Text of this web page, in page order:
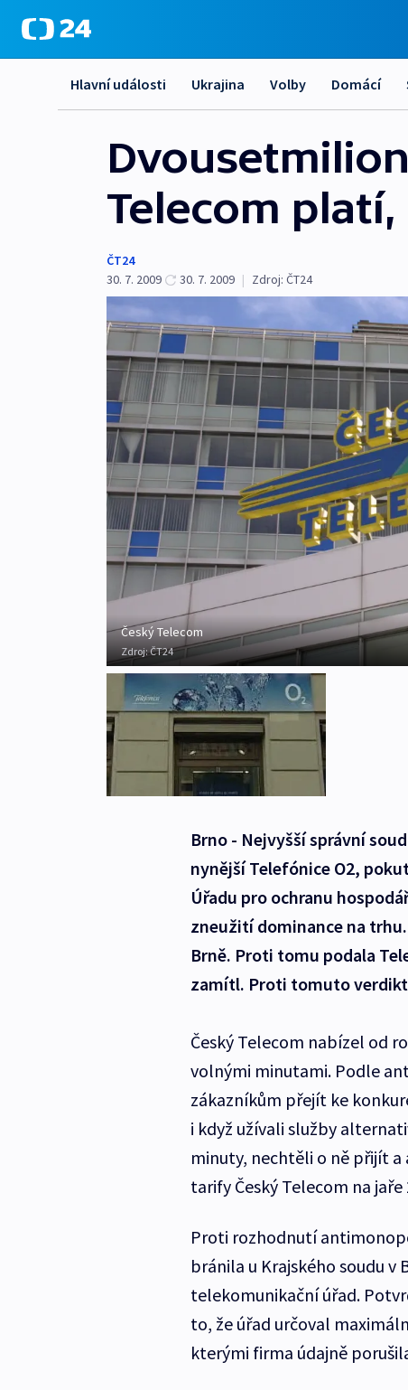
Hlavní události Ukrajina Volby Domácí
Telecom
ČT24
30. 7. 2009
30. 7. 2009 | Zdroj: ČT24
Český Telecom
Zdroj:ČT24
Brno - Nejvyšší správní
nynější Telefónice O2,
Úřadu pro ochranu
zneužití dominance na
Brně. Proti tomu podala
zamítl. Proti tomuto
Český Telecom nabízel od
volnými minutami. Podle
zákazníkům přejít ke
i když užívali služby
minuty, nechtěli o ně přijít
tarify Český Telecom na jaře
Proti rozhodnutí
bránila u Krajského soudu v
telekomunikační úřad.
to, že úřad určoval
kterými firma údajně